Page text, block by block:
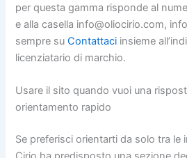
per questa gamma risponde al
e alla casella info@oliocirio.com,
sempre suContattaci insieme
licenziatario di marchio.
Usare il sito quando vuoi una
orientamento rapido
Se preferisci orientarti da solo tra le